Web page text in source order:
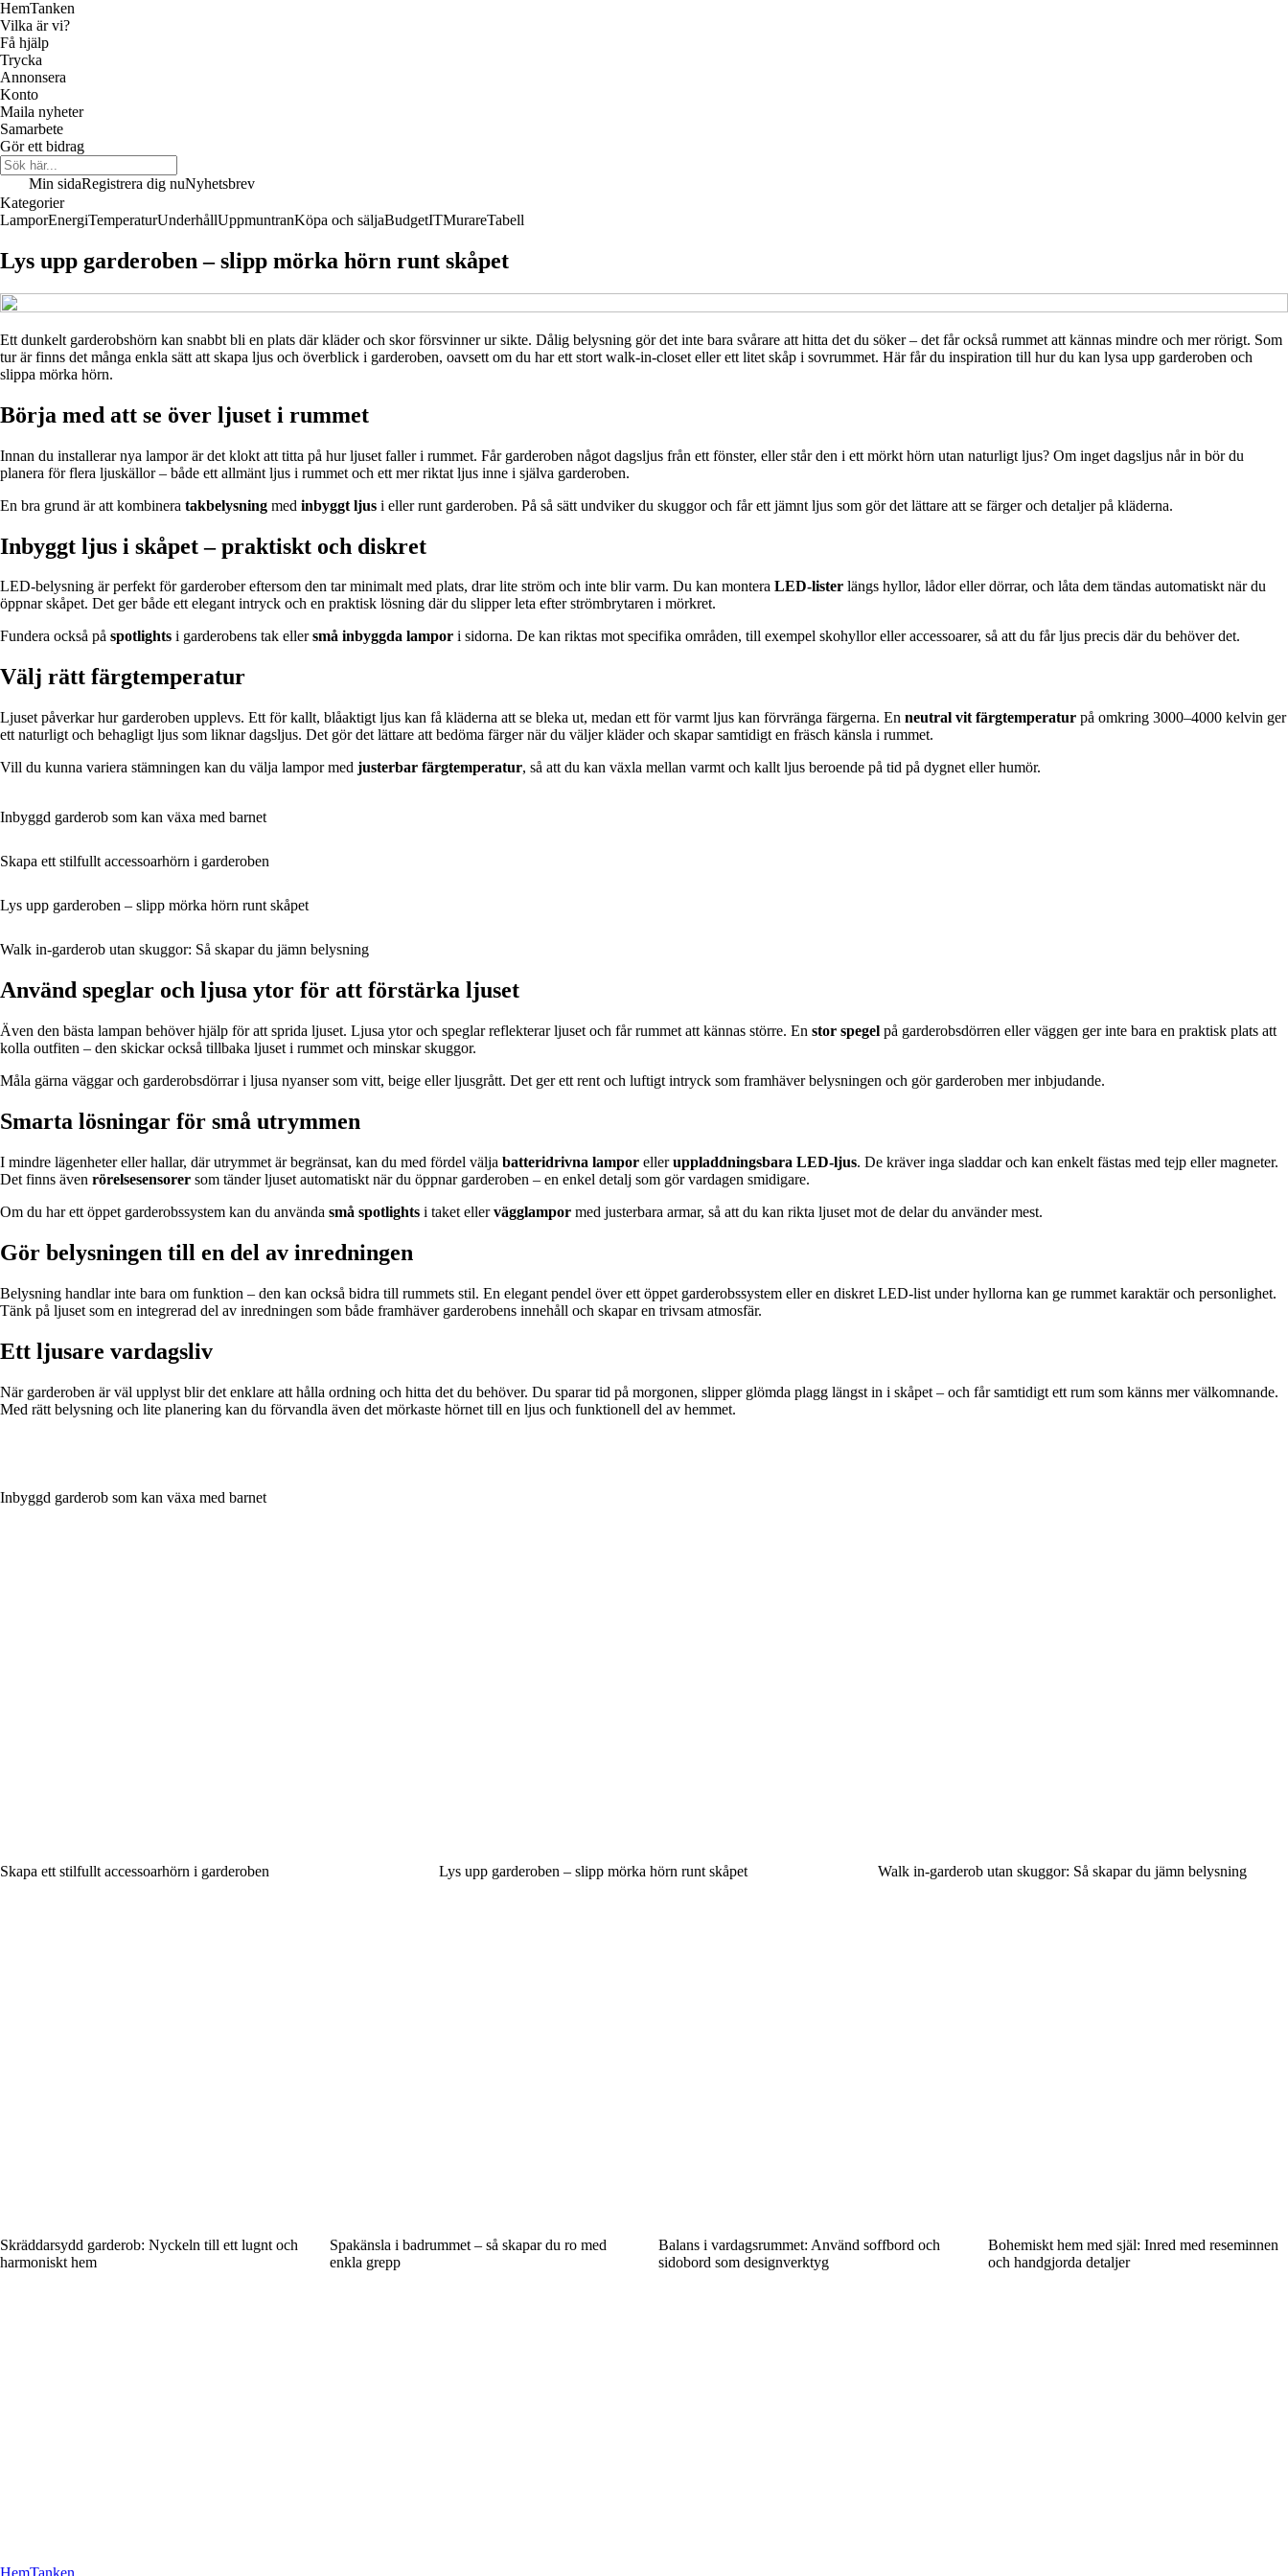
HemTanken
Vilka är vi?
Få hjälp
Trycka
Annonsera
Konto
Maila nyheter
Samarbete
Gör ett bidrag
Min sidaRegistrera dig nuNyhetsbrev
Kategorier
LamporEnergiTemperaturUnderhållUppmuntranKöpa och säljaBudgetITMurareTabell
Lys upp garderoben – slipp mörka hörn runt skåpet
Ett dunkelt garderobshörn kan snabbt bli en plats där kläder och skor försvinner ur sikte. Dålig belysning gör det inte bara svårare att hitta det du söker – det får också rummet att kännas mindre och mer rörigt. Som
tur är finns det många enkla sätt att skapa ljus och överblick i garderoben, oavsett om du har ett stort walk-in-closet eller ett litet skåp i sovrummet. Här får du inspiration till hur du kan lysa upp garderoben och
slippa mörka hörn.
Börja med att se över ljuset i rummet
Innan du installerar nya lampor är det klokt att titta på hur ljuset faller i rummet. Får garderoben något dagsljus från ett fönster, eller står den i ett mörkt hörn utan naturligt ljus? Om inget dagsljus når in bör du
planera för flera ljuskällor – både ett allmänt ljus i rummet och ett mer riktat ljus inne i själva garderoben.
En bra grund är att kombinera takbelysning med inbyggt ljus i eller runt garderoben. På så sätt undviker du skuggor och får ett jämnt ljus som gör det lättare att se färger och detaljer på kläderna.
Inbyggt ljus i skåpet – praktiskt och diskret
LED-belysning är perfekt för garderober eftersom den tar minimalt med plats, drar lite ström och inte blir varm. Du kan montera LED-lister längs hyllor, lådor eller dörrar, och låta dem tändas automatiskt när du
öppnar skåpet. Det ger både ett elegant intryck och en praktisk lösning där du slipper leta efter strömbrytaren i mörkret.
Fundera också på spotlights i garderobens tak ellersmå inbyggda lampor i sidorna. De kan riktas mot specifika områden, till exempel skohyllor eller accessoarer, så att du får ljus precis där du behöver det.
Välj rätt färgtemperatur
Ljuset påverkar hur garderoben upplevs. Ett för kallt, blåaktigt ljus kan få kläderna att se bleka ut, medan ett för varmt ljus kan förvränga färgerna. En neutral vit färgtemperatur på omkring 3000–4000 kelvin ger
ett naturligt och behagligt ljus som liknar dagsljus. Det gör det lättare att bedöma färger när du väljer kläder och skapar samtidigt en fräsch känsla i rummet.
Vill du kunna variera stämningen kan du välja lampor med justerbar färgtemperatur, så att du kan växla mellan varmt och kallt ljus beroende på tid på dygnet eller humör.
Inbyggd garderob som kan växa med barnet
Skapa ett stilfullt accessoarhörn i garderoben
Lys upp garderoben – slipp mörka hörn runt skåpet
Walk in-garderob utan skuggor: Så skapar du jämn belysning
Använd speglar och ljusa ytor för att förstärka ljuset
Även den bästa lampan behöver hjälp för att sprida ljuset. Ljusa ytor och speglar reflekterar ljuset och får rummet att kännas större. En stor spegel på garderobsdörren eller väggen ger inte bara en praktisk plats att
kolla outfiten – den skickar också tillbaka ljuset i rummet och minskar skuggor.
Måla gärna väggar och garderobsdörrar i ljusa nyanser som vitt, beige eller ljusgrått. Det ger ett rent och luftigt intryck som framhäver belysningen och gör garderoben mer inbjudande.
Smarta lösningar för små utrymmen
I mindre lägenheter eller hallar, där utrymmet är begränsat, kan du med fördel välja batteridrivna lampor elleruppladdningsbara LED-ljus. De kräver inga sladdar och kan enkelt fästas med tejp eller magneter.
Det finns även rörelsesensorer som tänder ljuset automatiskt när du öppnar garderoben – en enkel detalj som gör vardagen smidigare.
Om du har ett öppet garderobssystem kan du använda små spotlights i taket ellervägglampor med justerbara armar, så att du kan rikta ljuset mot de delar du använder mest.
Gör belysningen till en del av inredningen
Belysning handlar inte bara om funktion – den kan också bidra till rummets stil. En elegant pendel över ett öppet garderobssystem eller en diskret LED-list under hyllorna kan ge rummet karaktär och personlighet.
Tänk på ljuset som en integrerad del av inredningen som både framhäver garderobens innehåll och skapar en trivsam atmosfär.
Ett ljusare vardagsliv
När garderoben är väl upplyst blir det enklare att hålla ordning och hitta det du behöver. Du sparar tid på morgonen, slipper glömda plagg längst in i skåpet – och får samtidigt ett rum som känns mer välkomnande.
Med rätt belysning och lite planering kan du förvandla även det mörkaste hörnet till en ljus och funktionell del av hemmet.
Inbyggd garderob som kan växa med barnet
Skapa ett stilfullt accessoarhörn i garderoben Lys upp garderoben – slipp mörka hörn runt skåpet Walk in-garderob utan skuggor: Så skapar du jämn belysning
Skräddarsydd garderob: Nyckeln till ett lugnt och
harmoniskt hem
Spakänsla i badrummet – så skapar du ro med
enkla grepp
Balans i vardagsrummet: Använd soffbord och
sidobord som designverktyg
Bohemiskt hem med själ: Inred med reseminnen
och handgjorda detaljer
HemTanken